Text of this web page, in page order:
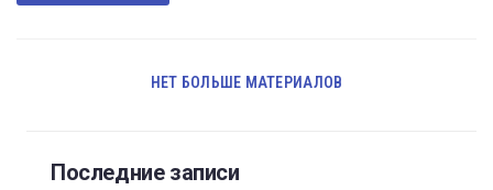
НЕТ БОЛЬШЕ МАТЕРИАЛОВ
Последние записи